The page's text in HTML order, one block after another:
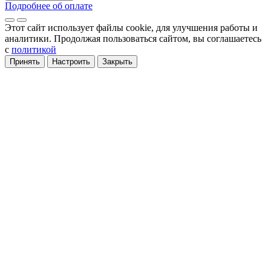
Подробнее об оплате
Этот сайт использует файлы cookie, для улучшения работы и
аналитики. Продолжая пользоваться сайтом, вы соглашаетесь
с политикой
Принять Настроить Закрыть